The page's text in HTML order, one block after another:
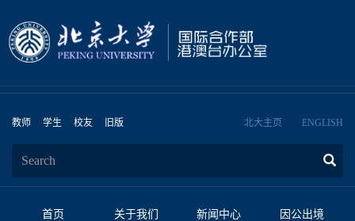
教师 学生 校友 旧版 北大主页 ENGLISH
首页 关于我们 新闻中心 因公出境